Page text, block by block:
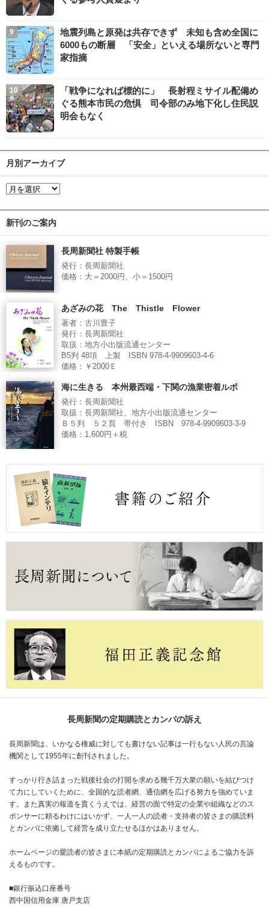
地震列島と原発は共存できず 未知も含め全国に
6000もの断層 「安全」といえる場所ないと専門
家指摘
「戦争になれば標的に」 長射程ミサイル配備め
ぐる熊本市民の危惧 司令部のみ地下化し住民説
明会もなく
月別アーカイブ
新刊のご案内
長周新聞社 特製手帳
発行：長周新聞社
価格：大＝2000円、小＝1500円
あざみの花 The Thistle Flower
著者：古川豊子
発行：長周新聞社
取扱：地方小出版流通センター
B5判 48項 上製 ISBN 978-4-9909603-4-6
価格：￥2000Ｅ
海に生きる 本州最西端・下関の漁業密着ルポ
発行：長周新聞社
取扱：長周新聞社、地方小出版流通センター
Ｂ５判 ５２頁 帯付き ISBN 978-4-9909603-3-9
価格：1,600円＋税
長周新聞の定期購読とカンパの訴え
長周新聞は、いかなる権威に対しても書けない記事は一行もない人民の言論
機関として1955年に創刊されました。
すっかり行き詰まった戦後社会の打開を求める幾千万大衆の願いを結びつけ
て力にしていくために、全国的な読者網、通信網を広げる努力を強めていま
す。また真実の報道を貫くうえでは、経営の面で特定の企業や組織などのス
ポンサーに頼るわけにはいかず、一人一人の読者・支持者の皆さまの購読料
とカンパに依拠して経営を成り立たせるほかはありません。
ホームページの愛読者の皆さまに本紙の定期購読とカンパによるご協力を訴
えるものです。
■銀行振込口座番号
西中国信用金庫 唐戸支店